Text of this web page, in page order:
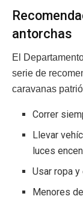
antorchas
El
serie de
caravanas
Correr
Llevar
luces
Usar ropa
Menores